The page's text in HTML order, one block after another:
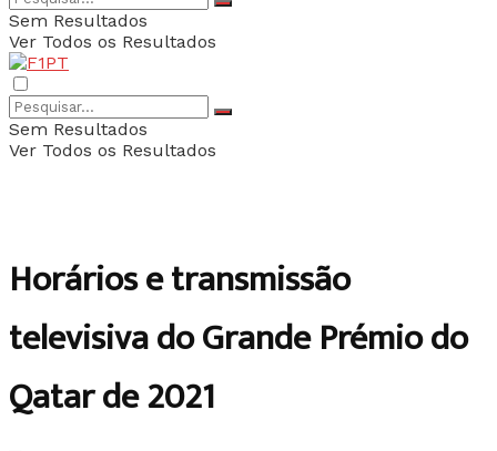
Sem Resultados
Ver Todos os Resultados
Sem Resultados
Ver Todos os Resultados
Horários e transmissão
televisiva do Grande Prémio do
Qatar de 2021